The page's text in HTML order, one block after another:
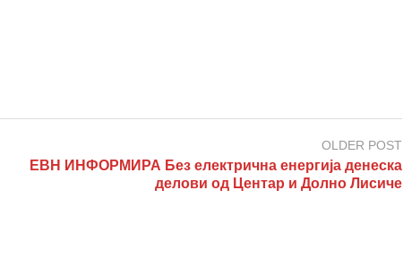
OLDER POST
ЕВН ИНФОРМИРА Без електрична енергија денеска
делови од Центар и Долно Лисиче